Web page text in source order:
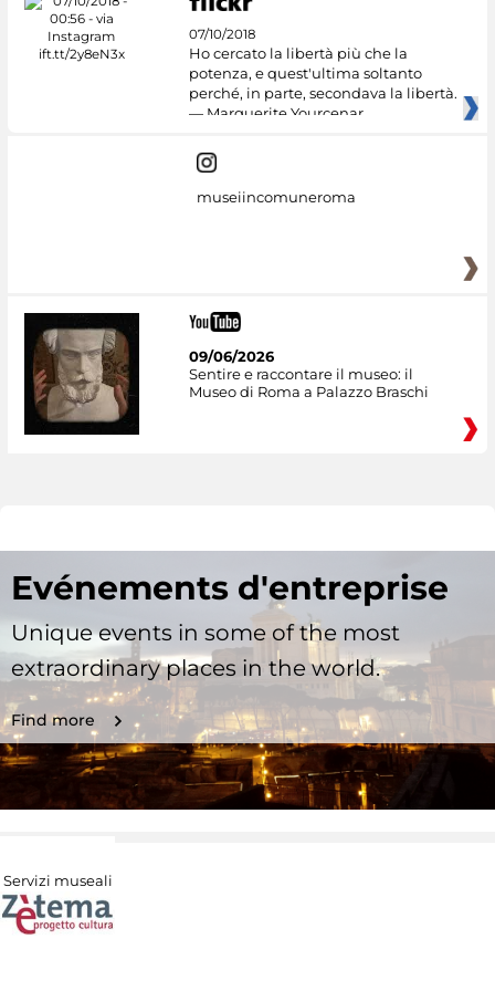
07/10/2018
Ho cercato la libertà più che la
potenza, e quest'ultima soltanto
perché, in parte, secondava la libertà.
— Marguerite Yourcenar
museiincomuneroma
09/06/2026
Sentire e raccontare il museo: il
Museo di Roma a Palazzo Braschi
Evénements d'entreprise
Unique events in some of the most
extraordinary places in the world.
Find more
Servizi museali